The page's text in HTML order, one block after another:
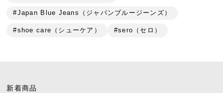
#Japan Blue Jeans（ジャパンブルージーンズ）
#shoe care（シューケア） #sero（セロ）
新着商品